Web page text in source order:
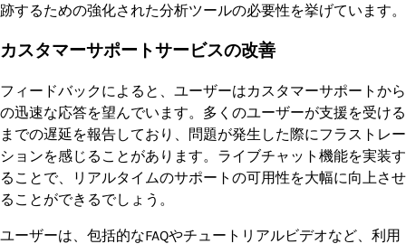
跡するための強化された分析ツールの必要性を挙げています。
カスタマーサポートサービスの改善
フィードバックによると、ユーザーはカスタマーサポートから
の迅速な応答を望んでいます。多くのユーザーが支援を受ける
までの遅延を報告しており、問題が発生した際にフラストレー
ションを感じることがあります。ライブチャット機能を実装す
ることで、リアルタイムのサポートの可用性を大幅に向上させ
ることができるでしょう。
ユーザーは、包括的なFAQやチュートリアルビデオなど、利用